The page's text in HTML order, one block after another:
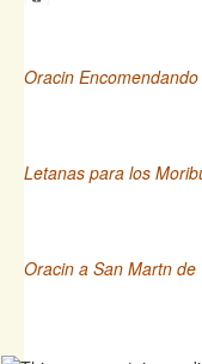
Oracin
Letanas para los
Oracin a San Martn